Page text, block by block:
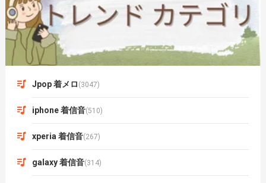
Jpop 着メロ (3047)
iphone 着信音(510)
xperia 着信音(267)
galaxy 着信音(314)